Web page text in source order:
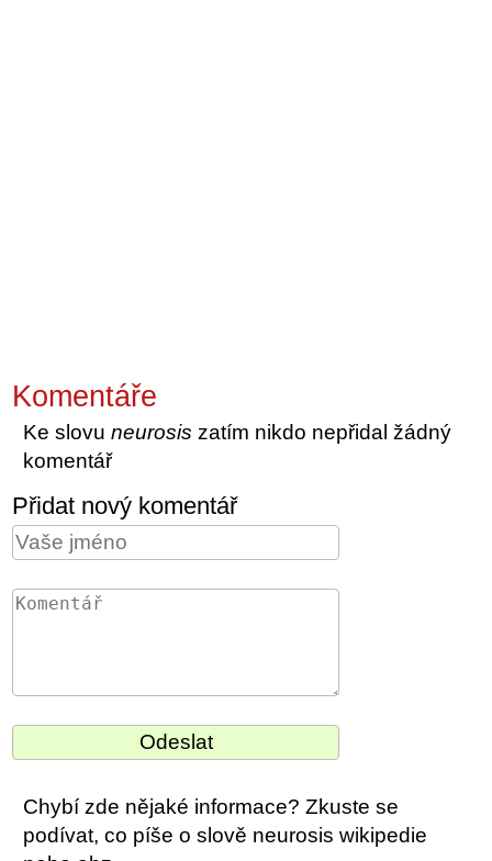
Komentáře
Ke slovuneurosis zatím nikdo nepřidal žádný
komentář
Přidat nový komentář
Chybí zde nějaké informace? Zkuste se
podívat, co píše o slově neurosis wikipedie